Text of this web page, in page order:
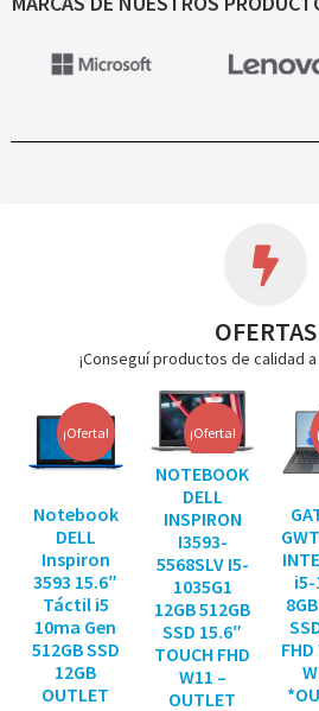
OFERTAS
¡Conseguí productos de calidad
¡Oferta!
Notebook
DELL
Inspiron
3593 15.6″
Táctil i5
10ma Gen
512GB SSD
12GB
OUTLET
¡Oferta!
NOTEBOOK
DELL
INSPIRON
I3593-
5568SLV I5-
1035G1
12GB 512GB
SSD 15.6″
TOUCH FHD
W11 –
OUTLET
i5-